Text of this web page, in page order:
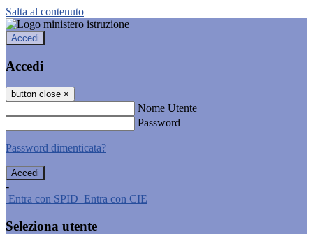
Salta al contenuto
Accedi
Accedi
button close ×
Nome Utente
Password
Password dimenticata?
-
Entra con SPID Entra con CIE
Seleziona utente